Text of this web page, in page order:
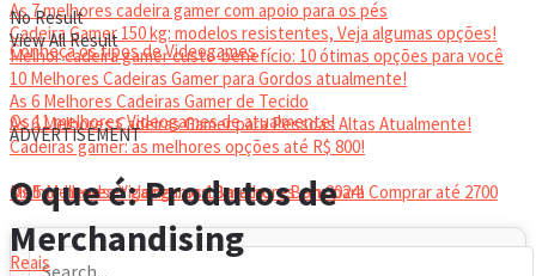
As 7 melhores cadeira gamer com apoio para os pés
Cadeira Gamer 150 kg: modelos resistentes, Veja algumas opções!
Melhor cadeira gamer custo-benefício: 10 ótimas opções para você
10 Melhores Cadeiras Gamer para Gordos atualmente!
As 6 Melhores Cadeiras Gamer de Tecido
As 6 Melhores Cadeiras Gamer para Pessoas Altas Atualmente!
Cadeiras gamer: as melhores opções até R$ 800!
Melhor headset gamer: os 10 melhores em 2024!
Conheça os tipos de Videogames
Os 11 melhores Videogames de atualmente!
Os 5 Melhores Videogames Baratos e Bons para Comprar até 2700
Reais
No Result
View All Result
ADVERTISEMENT
O que é: Produtos de
Merchandising